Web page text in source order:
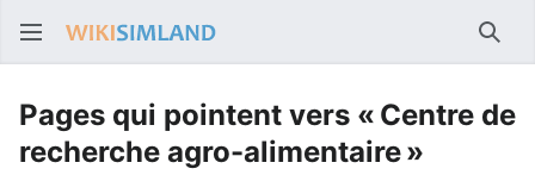
Pages qui pointent vers « Centre de
recherche agro-alimentaire »